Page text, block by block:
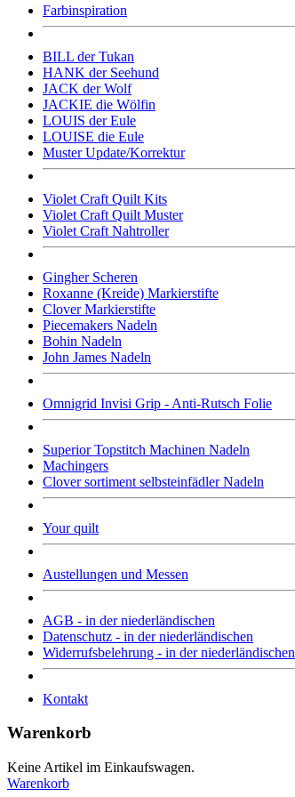
Farbinspiration
BILL der Tukan
HANK der Seehund
JACK der Wolf
JACKIE die Wölfin
LOUIS der Eule
LOUISE die Eule
Muster Update/Korrektur
Violet Craft Quilt Kits
Violet Craft Quilt Muster
Violet Craft Nahtroller
Gingher Scheren
Roxanne (Kreide) Markierstifte
Clover Markierstifte
Piecemakers Nadeln
Bohin Nadeln
John James Nadeln
Omnigrid Invisi Grip - Anti-Rutsch Folie
Superior Topstitch Machinen Nadeln
Machingers
Clover sortiment selbsteinfädler Nadeln
Your quilt
Austellungen und Messen
AGB - in der niederländischen
Datenschutz - in der niederländischen
Widerrufsbelehrung - in der niederländischen
Kontakt
Warenkorb
Keine Artikel im Einkaufswagen.
Warenkorb